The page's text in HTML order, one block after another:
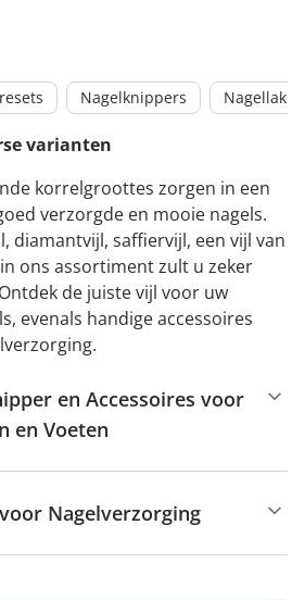
Nagelknippers Nagellak
varianten
korrelgroottes zorgen in een
verzorgde en mooie nagels.
diamantvijl, saffiervijl, een vijl van
ons assortiment zult u zeker
de juiste vijl voor uw
evenals handige accessoires
en Accessoires voor
en Voeten
Nagelverzorging